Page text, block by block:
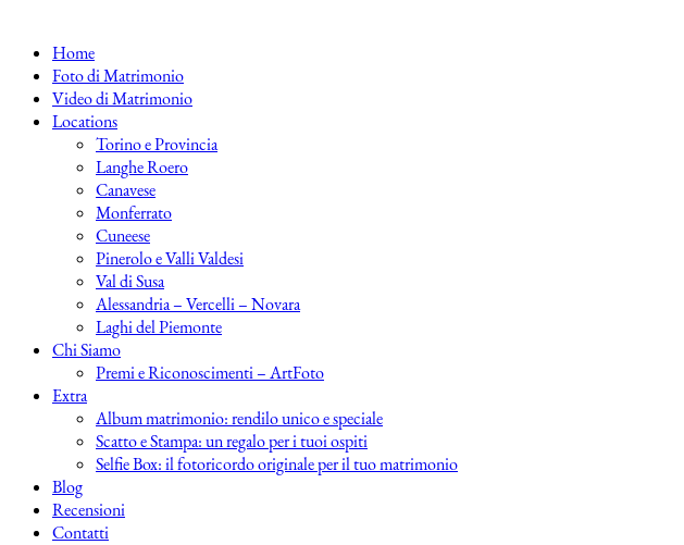
Home
Foto di Matrimonio
Video di Matrimonio
Locations
Torino e Provincia
Langhe Roero
Canavese
Monferrato
Cuneese
Pinerolo e Valli Valdesi
Val di Susa
Alessandria – Vercelli – Novara
Laghi del Piemonte
Chi Siamo
Premi e Riconoscimenti – ArtFoto
Extra
Album matrimonio: rendilo unico e speciale
Scatto e Stampa: un regalo per i tuoi ospiti
Selfie Box: il fotoricordo originale per il tuo matrimonio
Blog
Recensioni
Contatti